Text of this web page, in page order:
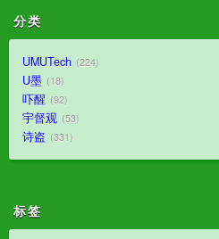
分类
UMUTech 224
U墨 18
吓醒 92
宇督观 53
诗盗 331
标签